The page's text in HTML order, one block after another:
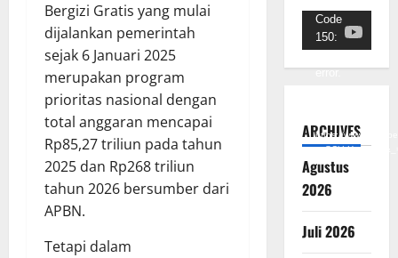
Bergizi Gratis yang mulai
dijalankan pemerintah
sejak 6 Januari 2025
merupakan program
prioritas nasional dengan
total anggaran mencapai
Rp85,27 triliun pada tahun
2025 dan Rp268 triliun
tahun 2026 bersumber dari
APBN.
Tetapi dalam
Pemutar
Video
Code
150:
error.
https://
ARCHIVES
Agustus
2026
Juli 2026